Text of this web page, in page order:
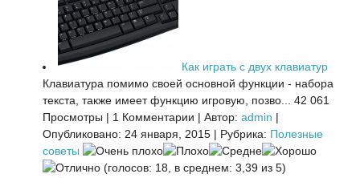
Как играть с двух клавиатур
Клавиатура помимо своей основной функции - набора
текста, также имеет функцию игровую, позво...
42 061
Просмотры | 1 Комментарии | Автор: admin |
Опубликовано: 24 января, 2015 | Рубрика: Полезные
советы
(голосов: 18, в среднем: 3,39 из 5)